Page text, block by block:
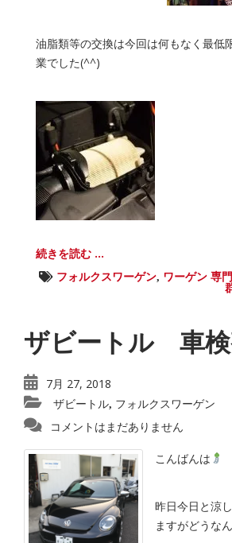
油脂類等の交換は今回は何もなく最低
業でした(^^)
続きを読む ...
フォルクスワーゲン, ワーゲン 専
ザビートル 車
7月 27, 2018
ザビートル, フォルクスワーゲン
コメントはまだありません
こんばんは
昨日今日と涼
ますがどうな